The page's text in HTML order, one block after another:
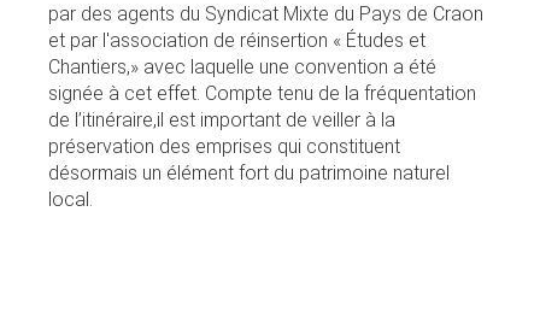
par des agents du Syndicat Mixte du Pays de Craon
et par l'association de réinsertion « Études et
Chantiers,» avec laquelle une convention a été
signée à cet effet. Compte tenu de la fréquentation
de l’itinéraire,il est important de veiller à la
préservation des emprises qui constituent
désormais un élément fort du patrimoine naturel
local.